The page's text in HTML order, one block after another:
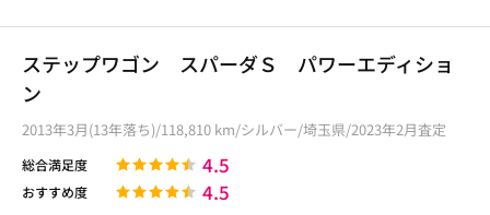
ステップワゴン スパーダＳ パワーエディショ
ン
2013年3月(13年落ち)/118,810 km/シルバー/埼玉県/2023年2月査定
総合満足度 4.5
おすすめ度 4.5